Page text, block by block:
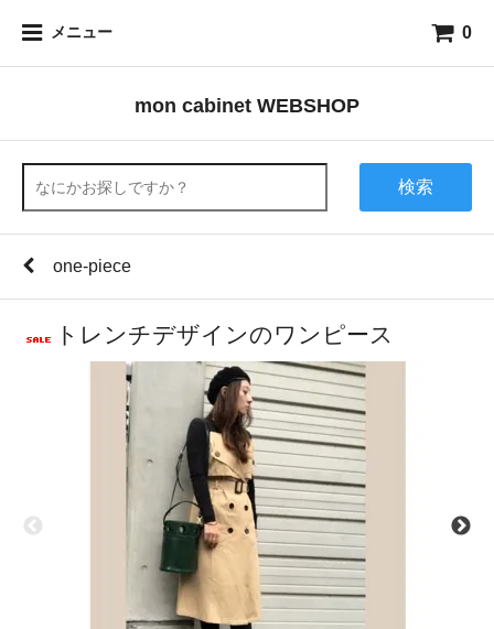
メニュー 0
mon cabinet WEBSHOP
検索
one-piece
トレンチデザインのワンピース